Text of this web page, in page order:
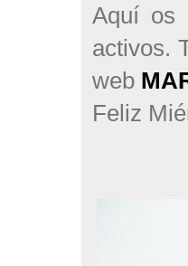
Aquí os
activos.
web
Feliz